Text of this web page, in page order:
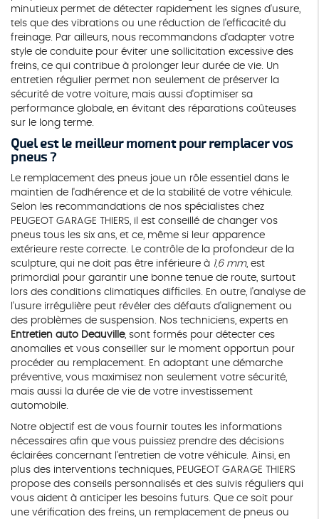
minutieux permet de détecter rapidement les signes d'usure,
tels que des vibrations ou une réduction de l'efficacité du
freinage. Par ailleurs, nous recommandons d'adapter votre
style de conduite pour éviter une sollicitation excessive des
freins, ce qui contribue à prolonger leur durée de vie. Un
entretien régulier permet non seulement de préserver la
sécurité de votre voiture, mais aussi d'optimiser sa
performance globale, en évitant des réparations coûteuses
sur le long terme.
Quel est le meilleur moment pour remplacer vos
pneus ?
Le remplacement des pneus joue un rôle essentiel dans le
maintien de l'adhérence et de la stabilité de votre véhicule.
Selon les recommandations de nos spécialistes chez
PEUGEOT GARAGE THIERS, il est conseillé de changer vos
pneus tous les six ans, et ce, même si leur apparence
extérieure reste correcte. Le contrôle de la profondeur de la
sculpture, qui ne doit pas être inférieure à 1,6 mm, est
primordial pour garantir une bonne tenue de route, surtout
lors des conditions climatiques difficiles. En outre, l'analyse de
l'usure irrégulière peut révéler des défauts d'alignement ou
des problèmes de suspension. Nos techniciens, experts en
Entretien auto Deauville, sont formés pour détecter ces
anomalies et vous conseiller sur le moment opportun pour
procéder au remplacement. En adoptant une démarche
préventive, vous maximisez non seulement votre sécurité,
mais aussi la durée de vie de votre investissement
automobile.
Notre objectif est de vous fournir toutes les informations
nécessaires afin que vous puissiez prendre des décisions
éclairées concernant l'entretien de votre véhicule. Ainsi, en
plus des interventions techniques, PEUGEOT GARAGE THIERS
propose des conseils personnalisés et des suivis réguliers qui
vous aident à anticiper les besoins futurs. Que ce soit pour
une vérification des freins, un remplacement de pneus ou